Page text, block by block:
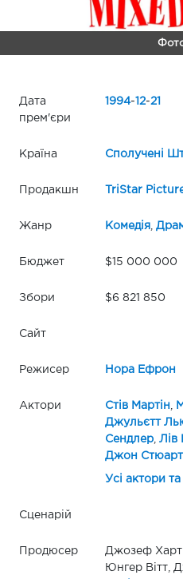
Дата
прем'єри
1994-12-21
Країна Сполучені
Продакшн TriStar
Жанр Комедія,
Бюджет $15 000 000
Збори $6 821 850
Сайт
Режисер Нора Ефрон
Актори Стів Мартін
Джульєтт
Сендлер, Лів
Джон Стюарт,
Усі актори
Сценарій
Продюсер
Джозеф
Юнгер Вітт,